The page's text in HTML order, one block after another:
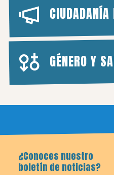
GÉNERO Y
¿Conoces nuestro
boletín de noticias?